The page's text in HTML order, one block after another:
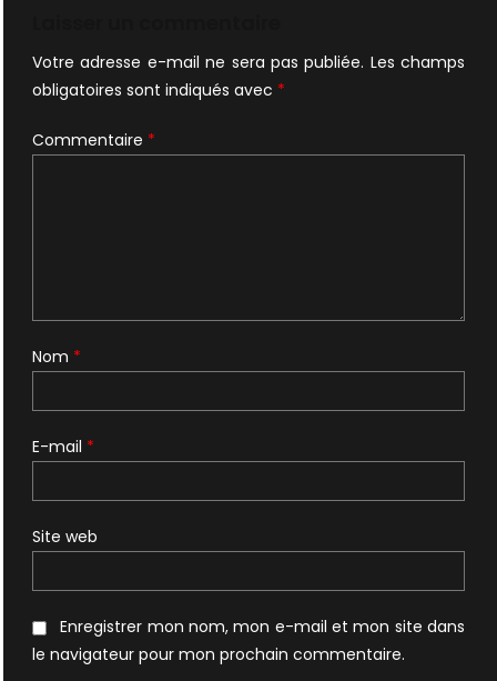
Votre adresse e-mail ne sera pas publiée. Les champs
obligatoires sont indiqués avec *
Commentaire *
Nom *
E-mail *
Site web
Enregistrer mon nom, mon e-mail et mon site dans
le navigateur pour mon prochain commentaire.